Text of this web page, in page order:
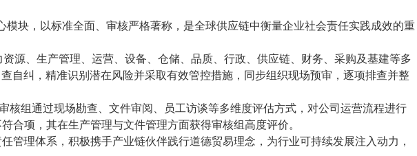
模块 ， 以标准全面 审核严格著称， 是全球供应链中衡量企业社会责任实践成效的重
源、生产管理、运营、设备、仓储、品质、行政、供应链、财务、采购及基建等多
自纠， 精准识别潜在风险并采取有效管控措施， 同步组织现场预审， 逐项排查并整
核组通过现场勘查、文件审阅 员工访谈等多维度评估方式，对公司运营流程进行
合项， 其在生产管理与文件管理方面获得审核组高度评价。
管理体系，积极携手产业链伙伴践行道德贸易理念，为行业可持续发展注入动力 ，